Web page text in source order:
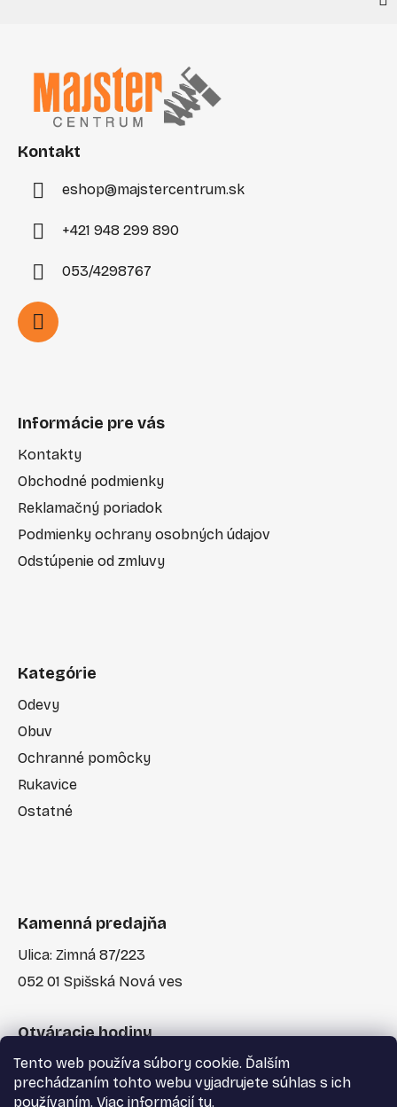
Tento web používa súbory cookie. Ďalším
prechádzaním tohto webu vyjadrujete súhlas s ich
používaním. Viac informácií tu.
Kontakt
eshop@majstercentrum.sk
+421 948 299 890
053/4298767
Informácie pre vás
Kontakty
Obchodné podmienky
Reklamačný poriadok
Podmienky ochrany osobných údajov
Odstúpenie od zmluvy
Kategórie
Odevy
Obuv
Ochranné pomôcky
Rukavice
Ostatné
Kamenná predajňa
Ulica: Zimná 87/223
052 01 Spišská Nová ves
Otváracie hodiny
Po-Pia: 7:30 - 17:00